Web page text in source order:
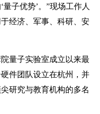
子优势’。”现场工作人
经济、军事、科研、安
量子实验室成立以来最
件团队设立在杭州，并
研究与教育机构的多名